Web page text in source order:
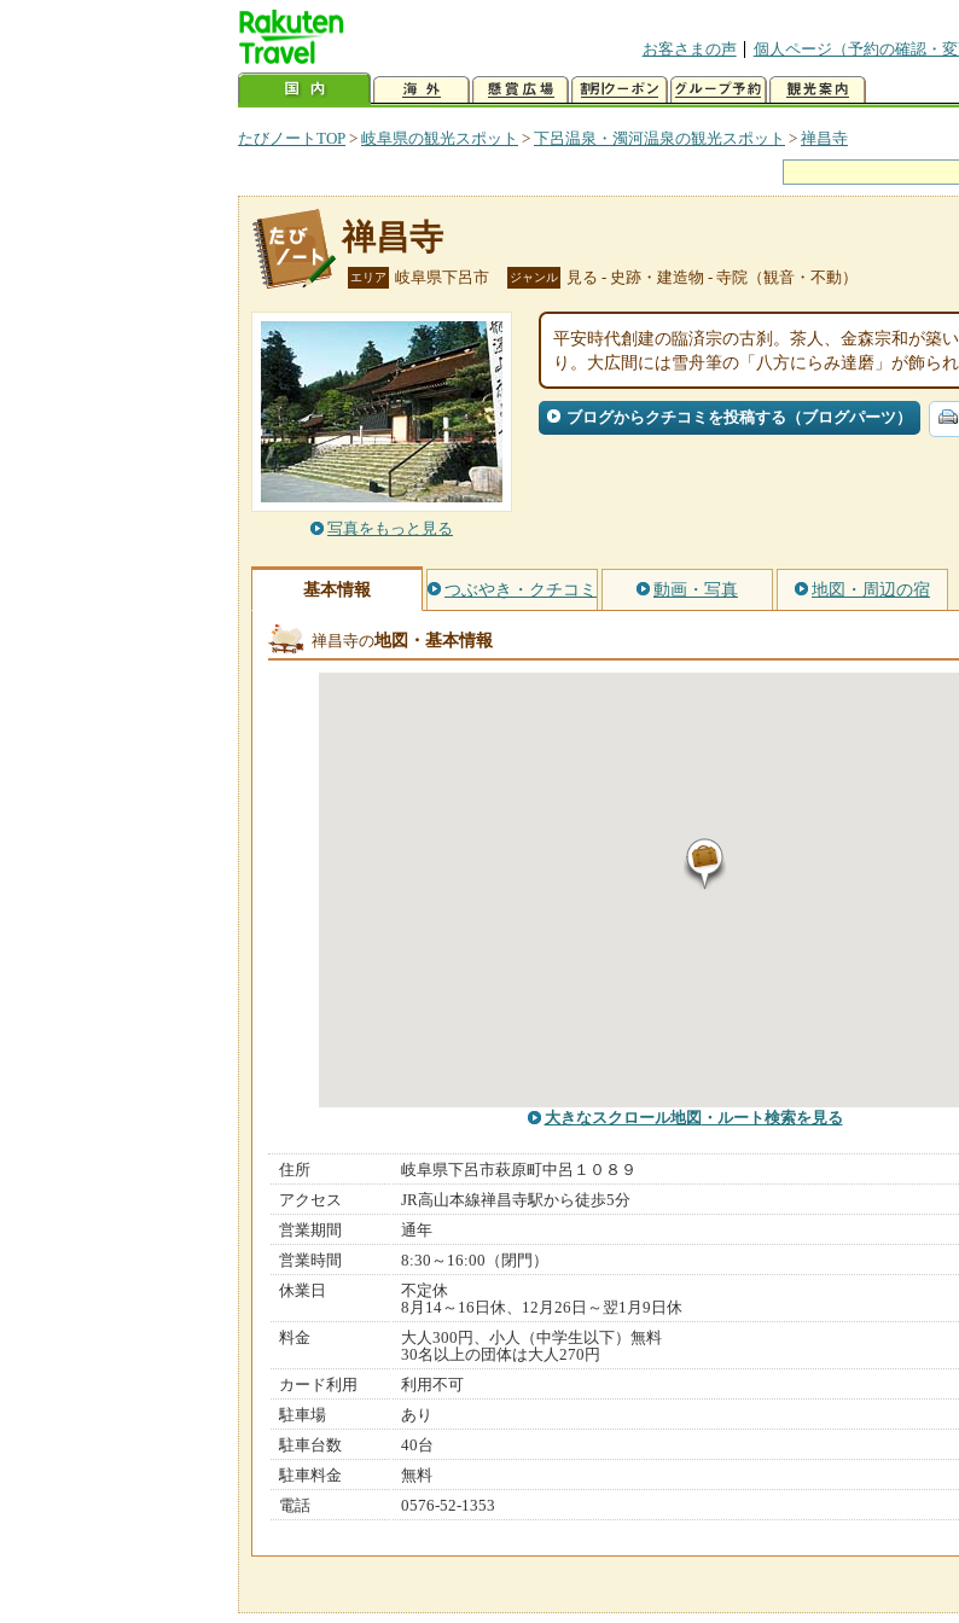
お客さまの声
個人ページ（予約の確認・変
たびノートTOP > 岐阜県の観光スポット > 下呂温泉・濁河温泉の観光スポット > 禅昌寺
禅昌寺
エリア 岐阜県下呂市 ジャンル 見る - 史跡・建造物 - 寺院（観音・不動）
写真をもっと見る
平安時代創建の臨済宗の古刹。茶人、金森宗和が築
り。大広間には雪舟筆の「八方にらみ達磨」が飾ら
ブログからクチコミを投稿する（ブログパーツ）
基本情報 つぶやき・クチコミ 動画・写真 地図・周辺の宿
禅昌寺の地図・基本情報
大きなスクロール地図 ・ルート検索を見る
住所
岐阜県下呂市萩原町中呂１０８９
アクセス
JR高山本線禅昌寺駅から徒歩5分
営業期間
通年
営業時間
8:30～16:00（閉門）
休業日
不定休
8月14～16日休、12月26日～翌1月9日休
料金
大人300円、小人（中学生以下）無料
30名以上の団体は大人270円
カード利用
利用不可
駐車場
あり
駐車台数
40台
駐車料金
無料
電話
0576-52-1353